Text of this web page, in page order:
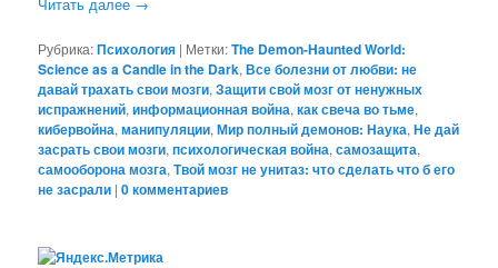
Рубрика:Психология | Метки:The Demon-Haunted World:
Science as a Candle in the Dark,Все болезни от любви: не
давай трахать свои мозги,Защити свой мозг от ненужных
испражнений,информационная война,как свеча во тьме,
кибервойна,манипуляции,Мир полный демонов: Наука,Не дай
засрать свои мозги,психологическая война,самозащита,
самооборона мозга,Твой мозг не унитаз: что сделать что б его
не засрали |0 комментариев